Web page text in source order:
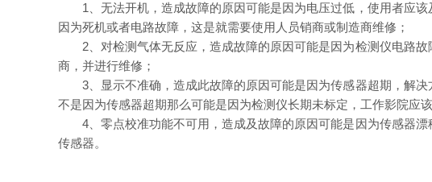
1、无法开机，造成故障的原因可能是因为电压过低，使用者应该
因为死机或者电路故障，这是就需要使用人员销商或制造商维修；
2、对检测气体无反应，造成故障的原因可能是因为检测仪电路故
商，并进行维修；
3、显示不准确，造成此故障的原因可能是因为传感器超期，解决
不是因为传感器超期那么可能是因为检测仪长期未标定，工作影院应
4、零点校准功能不可用，造成及故障的原因可能是因为传感器漂
传感器。